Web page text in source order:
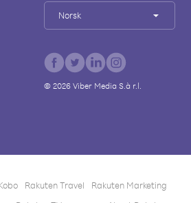
Norsk
© 2026Viber Media S.à r.l.
Rakuten Travel
Rakuten Marketing